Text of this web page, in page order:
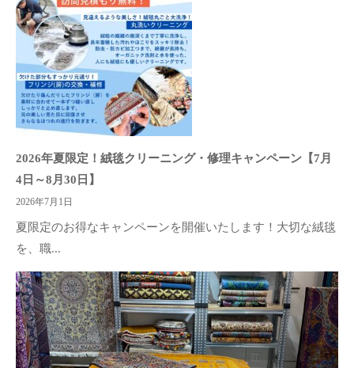
2026年夏限定！絨毯クリーニング・修理キャンペーン【7月
4日～8月30日】
2026年7月1日
夏限定のお得なキャンペーンを開催いたします！大切な絨毯
を、職...